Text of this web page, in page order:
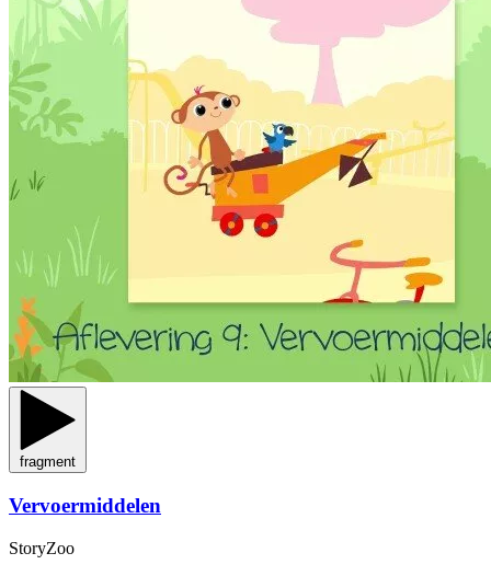
fragment
Vervoermiddelen
StoryZoo